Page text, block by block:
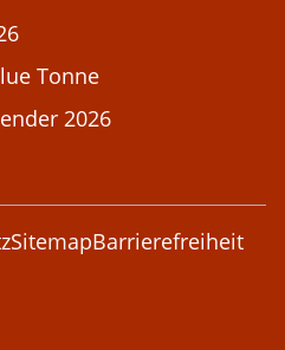
Tonne
2026
SitemapBarrierefreiheit